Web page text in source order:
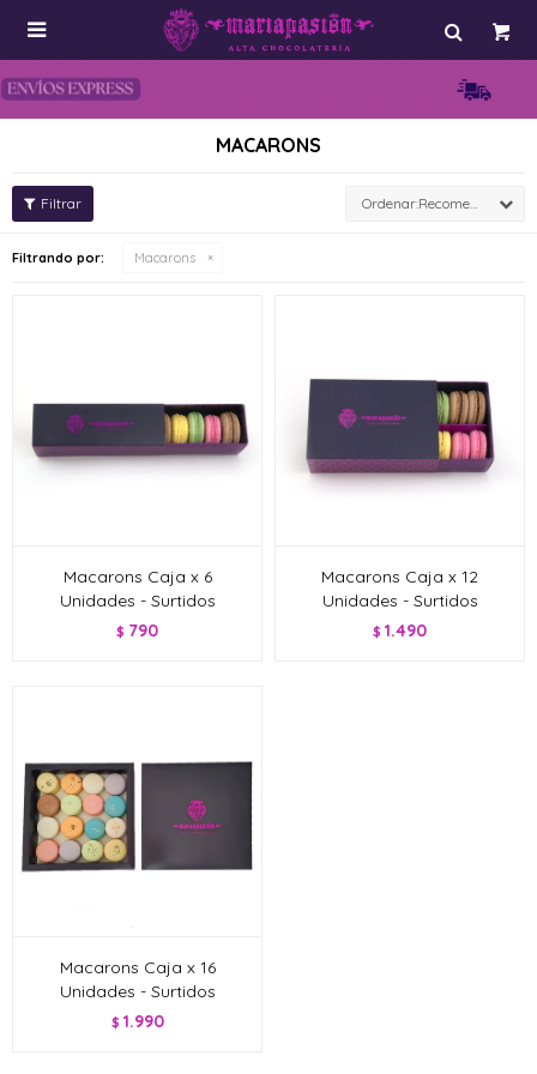

MACARONS
Recomendados
Filtrando por: Macarons
Macarons Caja x 6
Unidades - Surtidos
$ 790
Macarons Caja x 12
Unidades - Surtidos
$ 1.490
Macarons Caja x 16
Unidades - Surtidos
$ 1.990